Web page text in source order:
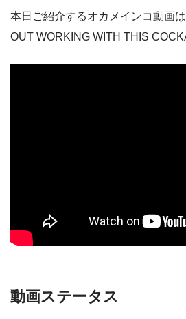
本日ご紹介するオカメインコ動画
OUT WORKING WITH THIS
動画ステータス